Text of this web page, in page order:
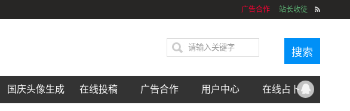
广告合作 站长收徒
国庆头像生成 在线投稿 广告合作 用户中心 在线占卜